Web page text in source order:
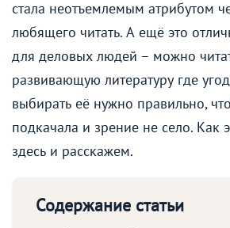
стала неотъемлемым атрибутом
любящего читать. А ещё это
для деловых людей – можно
развивающую литературу где
выбирать её нужно правильно,
подкачала и зрение не село. Как
здесь и расскажем.
Содержание статьи